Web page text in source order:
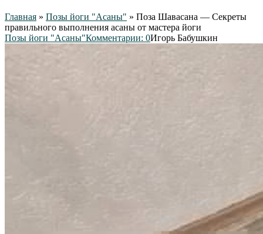
Главная » Позы йоги "Асаны" » Поза Шавасана — Секреты
правильного выполнения асаны от мастера йоги
Позы йоги "Асаны"Комментарии: 0Игорь Бабушкин